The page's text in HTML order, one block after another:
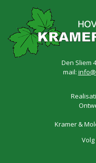
Den Sliem
mail:
Kramer &